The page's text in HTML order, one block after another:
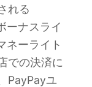
れる
ーナスライ
ネーライト
での決済に
PayPayユ